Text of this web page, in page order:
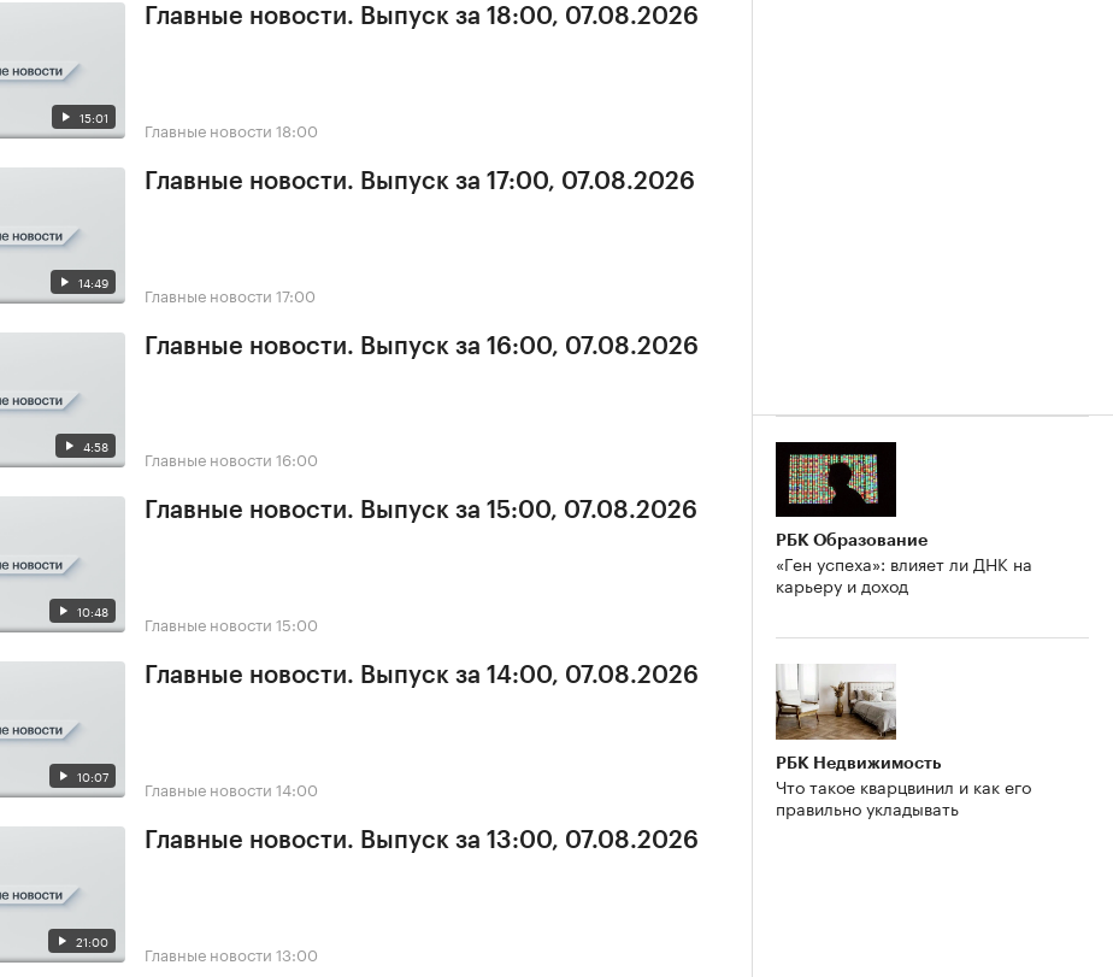
15:01
Главные новости. Выпуск за 18:00, 07.08.2026
Главные новости 18:00
14:49
Главные новости. Выпуск за 17:00, 07.08.2026
Главные новости 17:00
4:58
Главные новости. Выпуск за 16:00, 07.08.2026
Главные новости 16:00
10:48
Главные новости. Выпуск за 15:00, 07.08.2026
Главные новости 15:00
10:07
Главные новости. Выпуск за 14:00, 07.08.2026
Главные новости 14:00
21:00
Главные новости. Выпуск за 13:00, 07.08.2026
Главные новости 13:00
РБК Образование
«Ген успеха»: влияет ли ДНК на
карьеру и доход
РБК Недвижимость
Что такое кварцвинил и как его
правильно укладывать